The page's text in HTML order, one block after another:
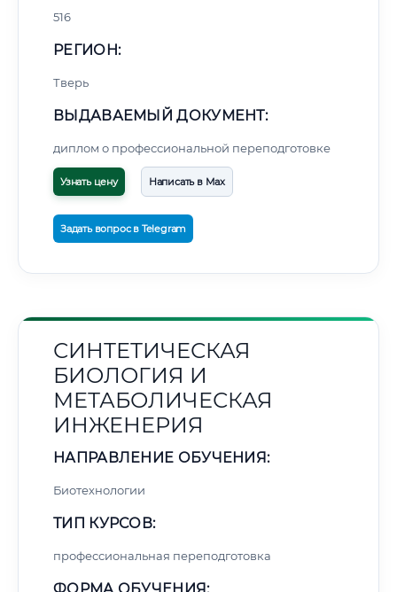
516
РЕГИОН:
Тверь
ВЫДАВАЕМЫЙ ДОКУМЕНТ:
диплом о профессиональной переподготовке
Узнать цену Написать в Max
Задать вопрос в Telegram
СИНТЕТИЧЕСКАЯ
БИОЛОГИЯ И
МЕТАБОЛИЧЕСКАЯ
ИНЖЕНЕРИЯ
НАПРАВЛЕНИЕ ОБУЧЕНИЯ:
Биотехнологии
ТИП КУРСОВ:
профессиональная переподготовка